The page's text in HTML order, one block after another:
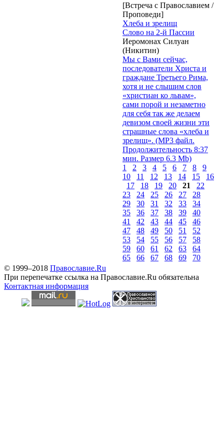
[Встреча с Православием /
Проповеди]
Хлеба и зрелищ
Слово на 2-й Пассии
Иеромонах Силуан
(Никитин)
Мы с Вами сейчас,
последователи Христа и
граждане Третьего Рима,
хотя и не слышим слов
«христиан ко львам»,
сами порой и незаметно
для себя так же делаем
девизом своей жизни эти
страшные слова «хлеба и
зрелищ». (MP3 файл.
Продолжительность 8:37
мин. Размер 6.3 Mb)
1
2 3 4 5 6 7 8
9
10
11 12 13 14 15
16
17
18 19 20 21
22
23
24 25 26 27
28
29
30 31 32 33
34
35
36 37 38 39
40
41
42 43 44 45
46
47
48 49 50 51
52
53
54 55 56 57
58
59
60 61 62 63
64
65
66 67 68 69
70
© 1999–2018 Православие.Ru
При перепечатке ссылка на Православие.Ru обязательна
Контактная информация